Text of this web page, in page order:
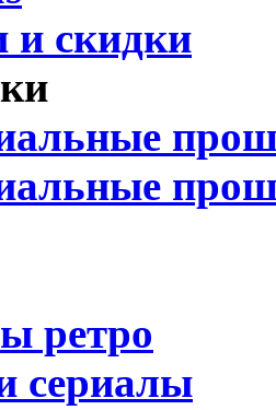
и скидки
ретро
сериалы